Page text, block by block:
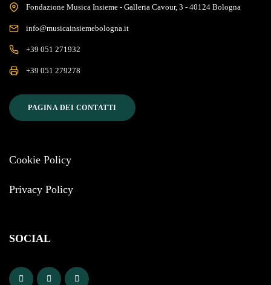
Fondazione Musica Insieme - Galleria Cavour, 3 - 40124 Bologna
info@musicainsiemebologna.it
+39 051 271932
+39 051 279278
PAGINA DEI CONTATTI
Cookie Policy
Privacy Policy
SOCIAL